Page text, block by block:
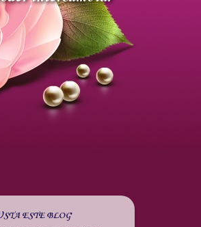
ESTE BLOG